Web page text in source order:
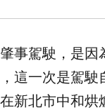
事駕駛，是因
這一次是駕駛
新北市中和烘